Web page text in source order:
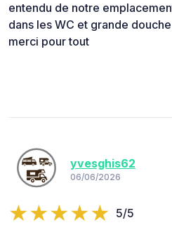
entendu de notre
dans les WC et grande
merci pour tout
yvesghis62
06/06/2026
5/5